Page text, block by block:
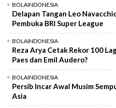
BOLAINDONESIA
Delapan Tangan Leo
Pembuka BRI Super League
BOLAINDONESIA
Reza Arya Cetak Rekor 100
Paes dan Emil Audero?
BOLAINDONESIA
Persib Incar Awal Musim
Asia